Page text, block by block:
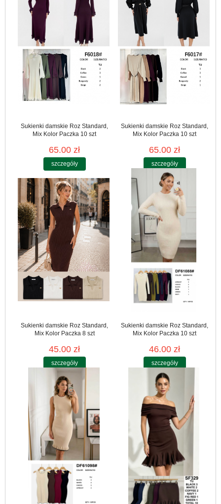
Sukienki damskie Roz Standard,
Mix Kolor Paczka 10 szt
65.00 zł
szczegóły
Sukienki damskie Roz Standard,
Mix Kolor Paczka 10 szt
65.00 zł
szczegóły
Sukienki damskie Roz Standard,
Mix Kolor Paczka 8 szt
45.00 zł
szczegóły
Sukienki damskie Roz Standard,
Mix Kolor Paczka 10 szt
46.00 zł
szczegóły